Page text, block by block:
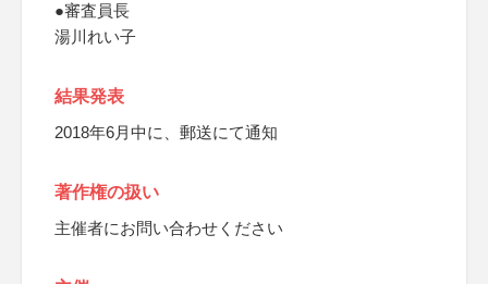
●審査員長
湯川れい子
結果発表
2018年6月中に、郵送にて通知
著作権の扱い
主催者にお問い合わせください